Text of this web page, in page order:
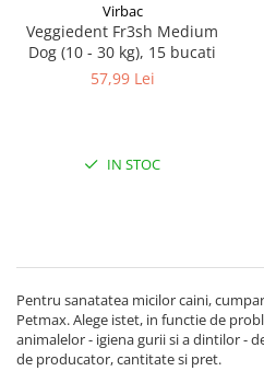
Virbac
Veggiedent Fr3sh Medium
Dog (10 - 30 kg), 15 bucati
57,99 Lei
IN STOC
Pentru sanatatea micilor caini,
Petmax. Alege istet, in functie de
animalelor - igiena gurii si a dintilor -
de producator, cantitate si pret.